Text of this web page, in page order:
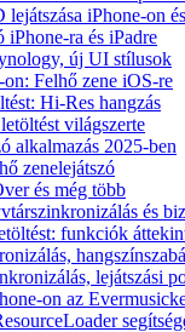
iPhone-on
iPhone-ra és iPadre
új UI stílusok
Felhő zene iOS-re
Hi-Res hangzás
világszerte
alkalmazás 2025-ben
zenelejátszó
és még több
és
funkciók
lejátszási
on az